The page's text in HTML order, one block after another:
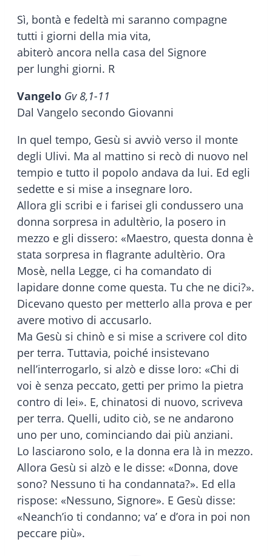
Sì, bontà e fedeltà mi saranno compagne
tutti i giorni della mia vita,
abiterò ancora nella casa del Signore
per lunghi giorni. R
Vangelo Gv 8,1-11
Dal Vangelo secondo Giovanni
In quel tempo, Gesù si avviò verso il monte
degli Ulivi. Ma al mattino si recò di nuovo nel
tempio e tutto il popolo andava da lui. Ed egli
sedette e si mise a insegnare loro.
Allora gli scribi e i farisei gli condussero una
donna sorpresa in adultèrio, la posero in
mezzo e gli dissero: «Maestro, questa donna è
stata sorpresa in flagrante adultèrio. Ora
Mosè, nella Legge, ci ha comandato di
lapidare donne come questa. Tu che ne dici?».
Dicevano questo per metterlo alla prova e per
avere motivo di accusarlo.
Ma Gesù si chinò e si mise a scrivere col dito
per terra. Tuttavia, poiché insistevano
nell’interrogarlo, si alzò e disse loro: «Chi di
voi è senza peccato, getti per primo la pietra
contro di lei». E, chinatosi di nuovo, scriveva
per terra. Quelli, udito ciò, se ne andarono
uno per uno, cominciando dai più anziani.
Lo lasciarono solo, e la donna era là in mezzo.
Allora Gesù si alzò e le disse: «Donna, dove
sono? Nessuno ti ha condannata?». Ed ella
rispose: «Nessuno, Signore». E Gesù disse:
«Neanch’io ti condanno; va’ e d’ora in poi non
peccare più».